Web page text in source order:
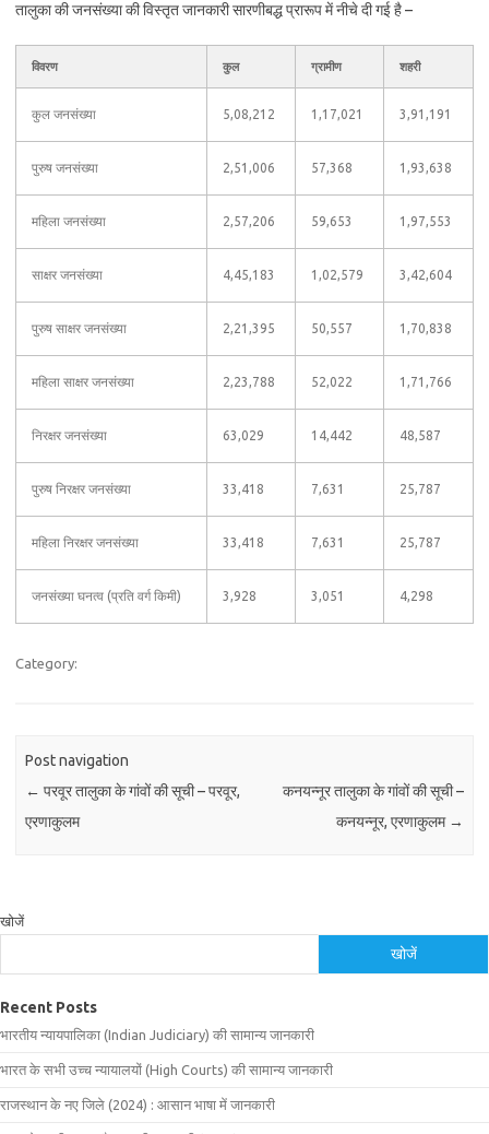
तालुका की जनसंख्या की विस्तृत जानकारी सारणीबद्ध प्रारूप में नीचे दी गई है –
विवरण कुल ग्रामीण शहरी
कुल जनसंख्या 5,08,212 1,17,021 3,91,191
पुरुष जनसंख्या 2,51,006 57,368 1,93,638
महिला जनसंख्या 2,57,206 59,653 1,97,553
साक्षर जनसंख्या 4,45,183 1,02,579 3,42,604
पुरुष साक्षर जनसंख्या 2,21,395 50,557 1,70,838
महिला साक्षर जनसंख्या 2,23,788 52,022 1,71,766
निरक्षर जनसंख्या 63,029 14,442 48,587
पुरुष निरक्षर जनसंख्या 33,418 7,631 25,787
महिला निरक्षर जनसंख्या 33,418 7,631 25,787
जनसंख्या घनत्व (प्रति वर्ग किमी) 3,928 3,051 4,298
Category:
Post navigation
← परवूर तालुका के गांवों की सूची – परवूर,
एरणाकुलम
कनयन्नूर तालुका के गांवों की सूची –
कनयन्नूर, एरणाकुलम →
खोजें
खोजें
Recent Posts
भारतीय न्यायपालिका (Indian Judiciary) की सामान्य जानकारी
भारत के सभी उच्च न्यायालयों (High Courts) की सामान्य जानकारी
राजस्थान के नए जिले (2024) : आसान भाषा में जानकारी